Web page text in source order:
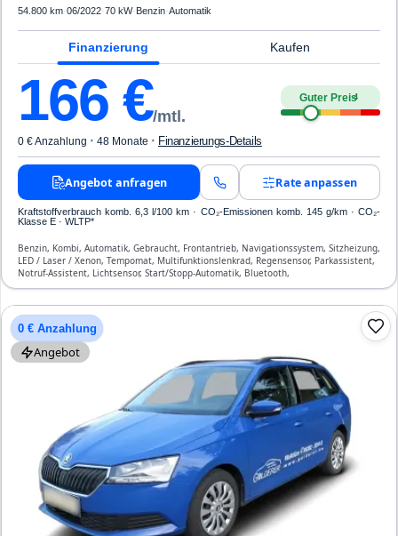
54.800 km·06/2022·70 kW· Benzin·Automatik
Finanzierung Kaufen
166 €/mtl.
Guter Preis4
0 € Anzahlung · 48 Monate · Finanzierungs-Details
Angebot anfragen Rate anpassen
Kraftstoffverbrauch komb. 6,3 l/100 km · CO₂-Emissionen komb. 145 g/km · CO₂-
Klasse E · WLTP*
Benzin, Kombi, Automatik, Gebraucht, Frontantrieb, Navigationssystem, Sitzheizung,
LED / Laser / Xenon, Tempomat, Multifunktionslenkrad, Regensensor, Parkassistent,
Notruf-Assistent, Lichtsensor, Start/Stopp-Automatik, Bluetooth,
Freisprecheinrichtung, ESP, ABS, Klimaautomatik, Front- und Seiten-Airbags
0 € Anzahlung
Angebot